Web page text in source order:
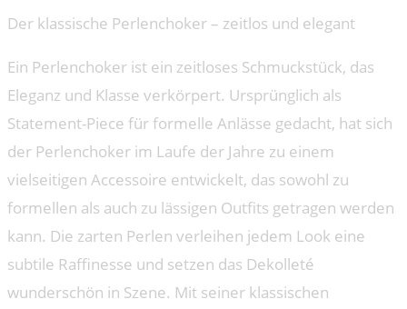
Der klassische Perlenchoker – zeitlos und elegant
Ein Perlenchoker ist ein zeitloses Schmuckstück, das
Eleganz und Klasse verkörpert. Ursprünglich als
Statement-Piece für formelle Anlässe gedacht, hat sich
der Perlenchoker im Laufe der Jahre zu einem
vielseitigen Accessoire entwickelt, das sowohl zu
formellen als auch zu lässigen Outfits getragen werden
kann. Die zarten Perlen verleihen jedem Look eine
subtile Raffinesse und setzen das Dekolleté
wunderschön in Szene. Mit seiner klassischen